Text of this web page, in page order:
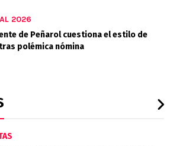
2026
de Peñarol cuestiona el estilo de
polémica nómina